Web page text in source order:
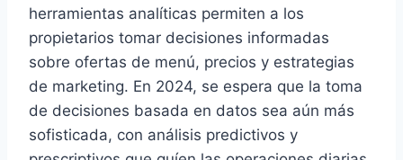
herramientas analíticas permiten a los
propietarios tomar decisiones informadas
sobre ofertas de menú, precios y estrategias
de marketing. En 2024, se espera que la toma
de decisiones basada en datos sea aún más
sofisticada, con análisis predictivos y